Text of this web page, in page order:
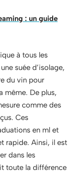
: un guide
à tous les
suée d’isolage,
du vin pour
même. De plus,
comme des
Ces
en ml et
rapide. Ainsi, il est
dans les
toute la différence